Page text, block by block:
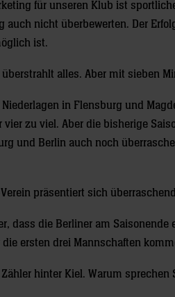
für unseren Klub ist
auch nicht überbewerten. Der
ist.
überstrahlt alles. Aber mit sieben
in Flensburg und
zu viel. Aber die bisherige
und Berlin auch noch
präsentiert sich
dass die Berliner am
ersten drei Mannschaften
hinter Kiel. Warum sprechen